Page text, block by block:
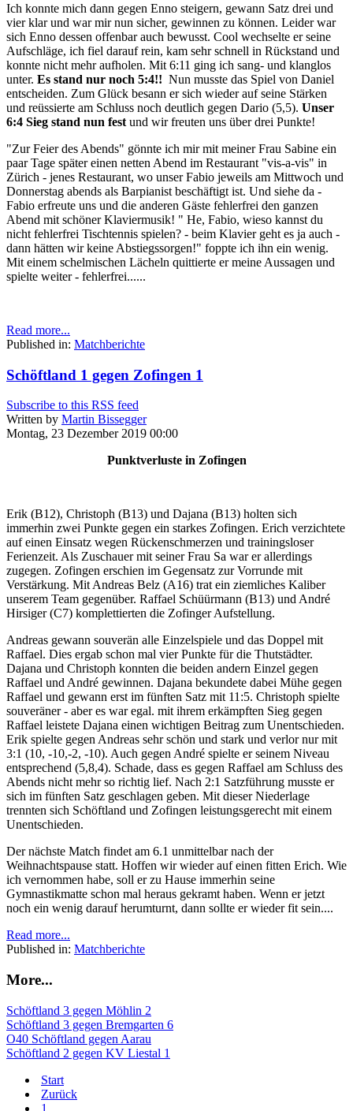
Ich konnte mich dann gegen Enno steigern, gewann Satz drei und
vier klar und war mir nun sicher, gewinnen zu können. Leider war
sich Enno dessen offenbar auch bewusst. Cool wechselte er seine
Aufschläge, ich fiel darauf rein, kam sehr schnell in Rückstand und
konnte nicht mehr aufholen. Mit 6:11 ging ich sang- und klanglos
unter. Es stand nur noch 5:4!! Nun musste das Spiel von Daniel
entscheiden. Zum Glück besann er sich wieder auf seine Stärken
und reüssierte am Schluss noch deutlich gegen Dario (5,5). Unser
6:4 Sieg stand nun fest und wir freuten uns über drei Punkte!
"Zur Feier des Abends" gönnte ich mir mit meiner Frau Sabine ein
paar Tage später einen netten Abend im Restaurant "vis-a-vis" in
Zürich - jenes Restaurant, wo unser Fabio jeweils am Mittwoch und
Donnerstag abends als Barpianist beschäftigt ist. Und siehe da -
Fabio erfreute uns und die anderen Gäste fehlerfrei den ganzen
Abend mit schöner Klaviermusik! " He, Fabio, wieso kannst du
nicht fehlerfrei Tischtennis spielen? - beim Klavier geht es ja auch -
dann hätten wir keine Abstiegssorgen!" foppte ich ihn ein wenig.
Mit einem schelmischen Lächeln quittierte er meine Aussagen und
spielte weiter - fehlerfrei......
Read more...
Published in: Matchberichte
Schöftland 1 gegen Zofingen 1
Subscribe to this RSS feed
Written by Martin Bissegger
Montag, 23 Dezember 2019 00:00
Punktverluste in Zofingen
Erik (B12), Christoph (B13) und Dajana (B13) holten sich
immerhin zwei Punkte gegen ein starkes Zofingen. Erich verzichtete
auf einen Einsatz wegen Rückenschmerzen und trainingsloser
Ferienzeit. Als Zuschauer mit seiner Frau Sa war er allerdings
zugegen. Zofingen erschien im Gegensatz zur Vorrunde mit
Verstärkung. Mit Andreas Belz (A16) trat ein ziemliches Kaliber
unserem Team gegenüber. Raffael Schüürmann (B13) und André
Hirsiger (C7) komplettierten die Zofinger Aufstellung.
Andreas gewann souverän alle Einzelspiele und das Doppel mit
Raffael. Dies ergab schon mal vier Punkte für die Thutstädter.
Dajana und Christoph konnten die beiden andern Einzel gegen
Raffael und André gewinnen. Dajana bekundete dabei Mühe gegen
Raffael und gewann erst im fünften Satz mit 11:5. Christoph spielte
souveräner - aber es war egal. mit ihrem erkämpften Sieg gegen
Raffael leistete Dajana einen wichtigen Beitrag zum Unentschieden.
Erik spielte gegen Andreas sehr schön und stark und verlor nur mit
3:1 (10, -10,-2, -10). Auch gegen André spielte er seinem Niveau
entsprechend (5,8,4). Schade, dass es gegen Raffael am Schluss des
Abends nicht mehr so richtig lief. Nach 2:1 Satzführung musste er
sich im fünften Satz geschlagen geben. Mit dieser Niederlage
trennten sich Schöftland und Zofingen leistungsgerecht mit einem
Unentschieden.
Der nächste Match findet am 6.1 unmittelbar nach der
Weihnachtspause statt. Hoffen wir wieder auf einen fitten Erich. Wie
ich vernommen habe, soll er zu Hause immerhin seine
Gymnastikmatte schon mal heraus gekramt haben. Wenn er jetzt
noch ein wenig darauf herumturnt, dann sollte er wieder fit sein....
Read more...
Published in: Matchberichte
More...
Schöftland 3 gegen Möhlin 2
Schöftland 3 gegen Bremgarten 6
O40 Schöftland gegen Aarau
Schöftland 2 gegen KV Liestal 1
Start
Zurück
1